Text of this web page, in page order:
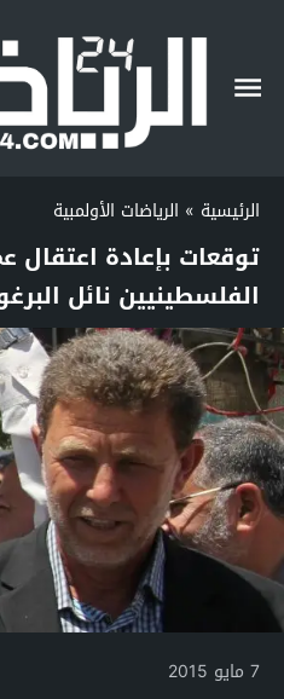
الرئيسية » الرياضات الأولمبية
توقعات بإعادة اعتقال
الفلسطينيين نائل
7 مايو 2015